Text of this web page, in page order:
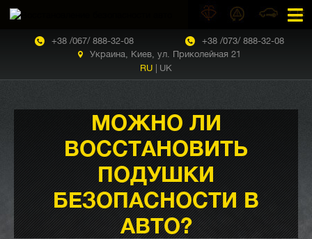
+38 /067/ 888-32-08
+38 /073/ 888-32-08
Украина, Киев, ул. Приколейная 21
RU | UK
МОЖНО ЛИ
ВОССТАНОВИТЬ
ПОДУШКИ
БЕЗОПАСНОСТИ В
АВТО?